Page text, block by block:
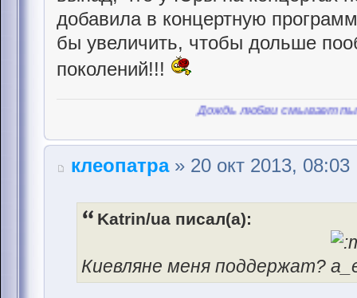
добавила в концертную
бы увеличить, чтобы дольше
поколений!!!
Дождь любви смывает пыль,
клеопатра» 20 окт 2013, 08:03
Katrin/ua писал(а):
Киевляне меня поддержат?